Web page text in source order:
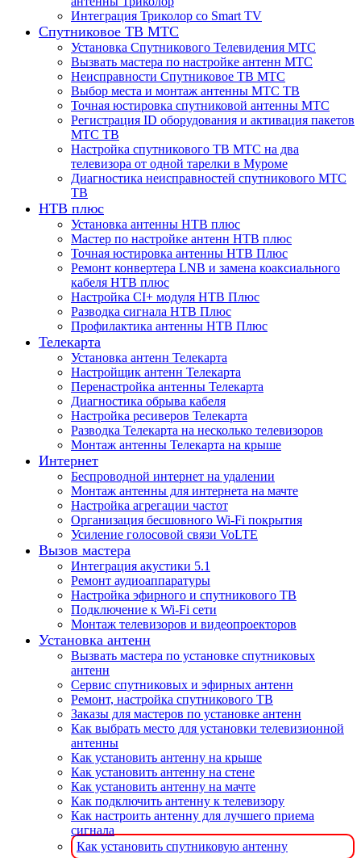
Интеграция Триколор со Smart TV
Спутниковое ТВ МТС
Установка Спутникового Телевидения МТС
Вызвать мастера по настройке антенн МТС
Неисправности Спутниковое ТВ МТС
Выбор места и монтаж антенны МТС ТВ
Точная юстировка спутниковой антенны МТС
Регистрация ID оборудования и активация пакетов
МТС ТВ
Настройка спутникового ТВ МТС на два
телевизора от одной тарелки в Муроме
Диагностика неисправностей спутникового МТС
ТВ
НТВ плюс
Установка антенны НТВ плюс
Мастер по настройке антенн НТВ плюс
Точная юстировка антенны НТВ Плюс
Ремонт конвертера LNB и замена коаксиального
кабеля НТВ плюс
Настройка CI+ модуля НТВ Плюс
Разводка сигнала НТВ Плюс
Профилактика антенны НТВ Плюс
Телекарта
Установка антенн Телекарта
Настройщик антенн Телекарта
Перенастройка антенны Телекарта
Диагностика обрыва кабеля
Настройка ресиверов Телекарта
Разводка Телекарта на несколько телевизоров
Монтаж антенны Телекарта на крыше
Интернет
Беспроводной интернет на удалении
Монтаж антенны для интернета на мачте
Настройка агрегации частот
Организация бесшовного Wi-Fi покрытия
Усиление голосовой связи VoLTE
Вызов мастера
Интеграция акустики 5.1
Ремонт аудиоаппаратуры
Настройка эфирного и спутникового ТВ
Подключение к Wi-Fi сети
Монтаж телевизоров и видеопроекторов
Установка антенн
Вызвать мастера по установке спутниковых
антенн
Сервис спутниковых и эфирных антенн
Ремонт, настройка спутникового ТВ
Заказы для мастеров по установке антенн
Как выбрать место для установки телевизионной
антенны
Как установить антенну на крыше
Как установить антенну на стене
Как установить антенну на мачте
Как подключить антенну к телевизору
Как настроить антенну для лучшего приема
сигнала
Как установить спутниковую антенну